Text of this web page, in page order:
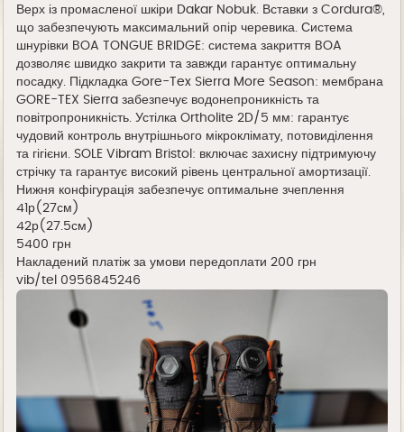
Верх із промасленої шкіри Dakar Nobuk. Вставки з Cordura®,
що забезпечують максимальний опір черевика. Система
шнурівки BOA TONGUE BRIDGE: система закриття BOA
дозволяє швидко закрити та завжди гарантує оптимальну
посадку. Підкладка Gore-Tex Sierra More Season: мембрана
GORE-TEX Sierra забезпечує водонепроникність та
повітропроникність. Устілка Ortholite 2D/5 мм: гарантує
чудовий контроль внутрішнього мікроклімату, потовиділення
та гігієни. SOLE Vibram Bristol: включає захисну підтримуючу
стрічку та гарантує високий рівень центральної амортизації.
Нижня конфігурація забезпечує оптимальне зчеплення
41р(27см)
42р(27.5см)
5400 грн
Накладений платіж за умови передоплати 200 грн
vib/tel 0956845246